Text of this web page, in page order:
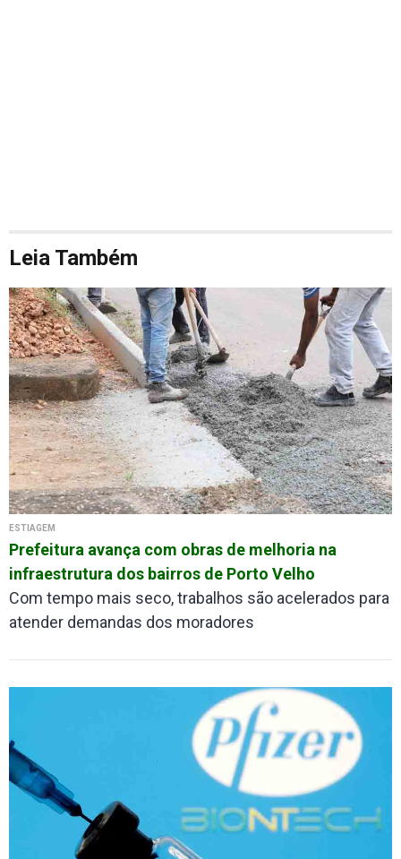
Leia Também
ESTIAGEM
Prefeitura avança com obras de melhoria na
infraestrutura dos bairros de Porto Velho
Com tempo mais seco, trabalhos são acelerados para
atender demandas dos moradores